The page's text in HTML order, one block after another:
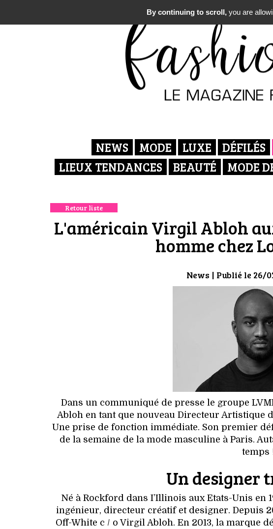
NEWS MODE LUXE DÉFILÉS
LIEUX TENDANCES
BEAUTÉ MODE
Retour liste
L'américain Virgil Abloh
homme chez
News | Publié le 26/
Dans un communiqué de presse le groupe
Abloh en tant que nouveau Directeur Artistique
Une prise de fonction immédiate. Son premier
de la semaine de la mode masculine à Paris.
temps
Un designer
Né à Rockford dans I’Illinois aux Etats-Unis en
ingénieur, directeur créatif et designer. Depuis
Off-White c / o Virgil Abloh. En 2013, la marque
By continuing to scroll, you are